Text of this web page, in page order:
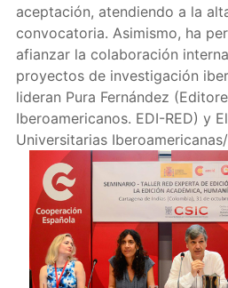
aceptación, atendiendo a la
convocatoria. Asimismo, ha
afianzar la colaboración
proyectos de investigación
lideran Pura Fernández
Iberoamericanos. EDI-RED) y
Universitarias Iberoamericanas/